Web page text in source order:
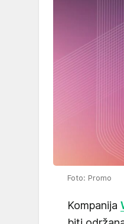
Foto: Promo
Kompanija